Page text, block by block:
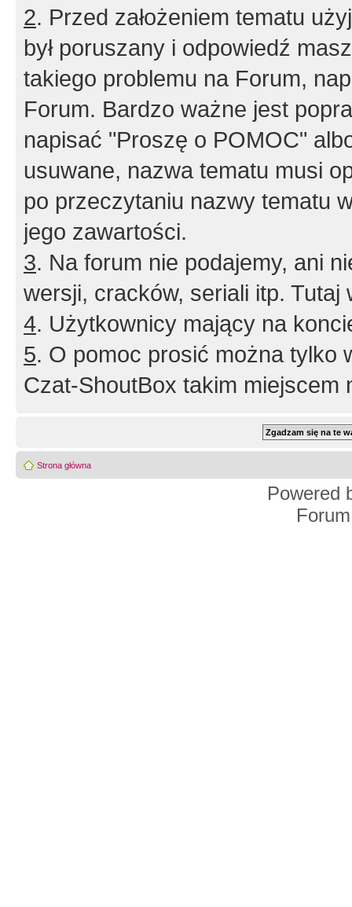
2. Przed założeniem tematu
był poruszany i odpowiedź
takiego problemu na Forum,
Forum. Bardzo ważne jest
napisać "Proszę o POMOC"
usuwane, nazwa tematu musi
po przeczytaniu nazwy tematu
jego zawartości.
3. Na forum nie podajemy, ani
wersji, cracków, seriali itp. Tutaj
4. Użytkownicy mający na
5. O pomoc prosić można tylko
Czat-ShoutBox takim miejscem
Strona główna
Powered